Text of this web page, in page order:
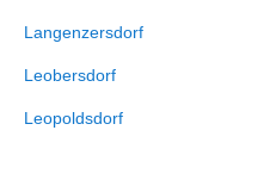
Langenzersdorf
Leobersdorf
Leopoldsdorf